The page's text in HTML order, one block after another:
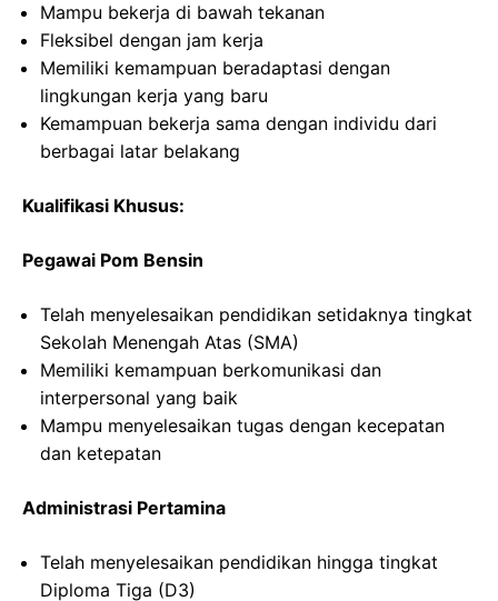
Mampu bekerja di bawah tekanan
Fleksibel dengan jam kerja
Memiliki kemampuan beradaptasi dengan
lingkungan kerja yang baru
Kemampuan bekerja sama dengan individu dari
berbagai latar belakang
Kualifikasi Khusus:
Pegawai Pom Bensin
Telah menyelesaikan pendidikan setidaknya tingkat
Sekolah Menengah Atas (SMA)
Memiliki kemampuan berkomunikasi dan
interpersonal yang baik
Mampu menyelesaikan tugas dengan kecepatan
dan ketepatan
Administrasi Pertamina
Telah menyelesaikan pendidikan hingga tingkat
Diploma Tiga (D3)